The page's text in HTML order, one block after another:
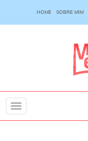
HOME SOBRE MIM
Toggle